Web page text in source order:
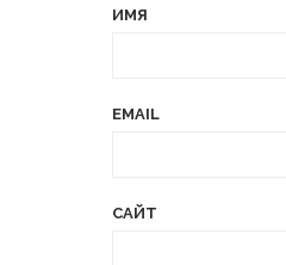
ИМЯ
EMAIL
САЙТ